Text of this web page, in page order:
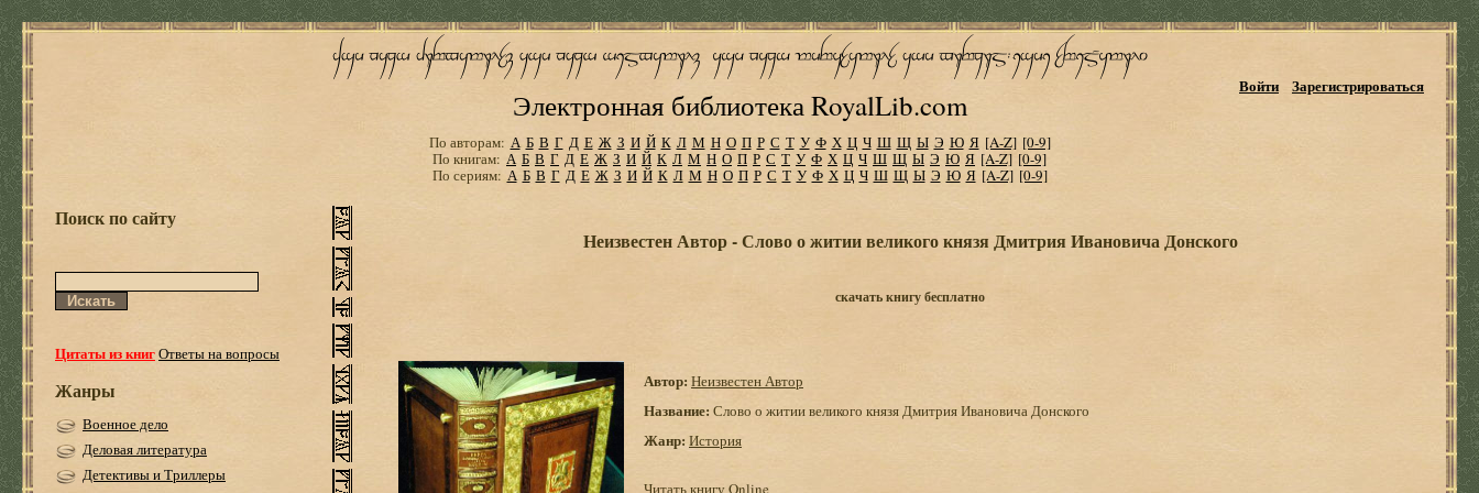
Электронная библиотека RoyalLib.com
Войти Зарегистрироваться
По авторам: А Б В Г Д Е Ж З И Й К Л М Н О П Р С Т У Ф Х Ц Ч Ш Щ Ы Э Ю Я [A-Z] [0-9]
По книгам: А Б В Г Д Е Ж З И Й К Л М Н О П Р С Т У Ф Х Ц Ч Ш Щ Ы Э Ю Я [A-Z] [0-9]
По сериям: А Б В Г Д Е Ж З И Й К Л М Н О П Р С Т У Ф Х Ц Ч Ш Щ Ы Э Ю Я [A-Z] [0-9]
Поиск по сайту
Цитаты из книгОтветы на вопросы
Жанры
Военное дело
Деловая литература
Детективы и Триллеры
Неизвестен Автор - Слово о житии великого князя Дмитрия Ивановича Донского
скачать книгу бесплатно
Автор: Неизвестен Автор
Название: Слово о житии великого князя Дмитрия Ивановича Донского
Жанр: История
Читать книгу Online